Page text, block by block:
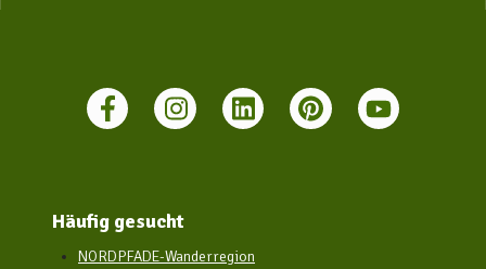
Häufig gesucht
NORDPFADE-Wanderregion